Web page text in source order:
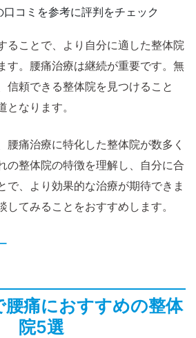
コミを参考に評判をチェック
ることで、より自分に適した整体院
す。腰痛治療は継続が重要です。無
信頼できる整体院を見つけること
なります。
腰痛治療に特化した整体院が数多く
の整体院の特徴を理解し、自分に合
で、より効果的な治療が期待できま
してみることをおすすめします。
腰痛におすすめの整体
院5選